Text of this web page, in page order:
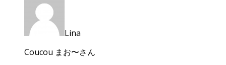
Lina
Coucou まお〜さん